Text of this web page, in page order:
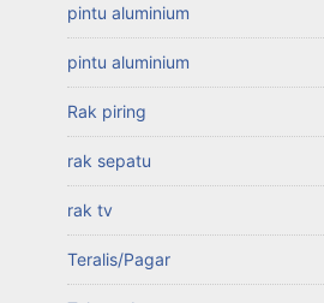
pintu aluminium
pintu aluminium
Rak piring
rak sepatu
rak tv
Teralis/Pagar